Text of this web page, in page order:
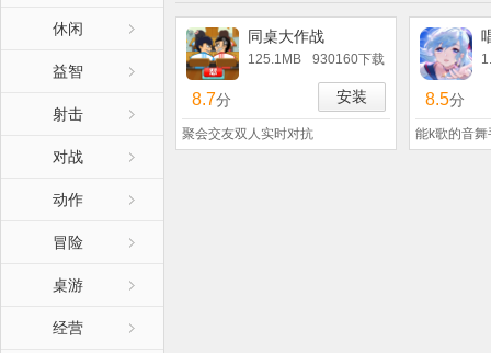
休闲
益智
射击
对战
动作
冒险
桌游
经营
同桌大作战
125.1MB 930160下载
8.7分 安装
聚会交友双人实时对抗
8.5分
能k歌的音舞